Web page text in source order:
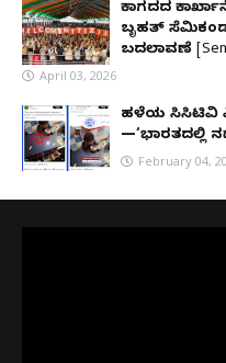
ಕಾಗದದ
ಬೃಹತ್
ಬದಲಾವಣೆ
April 03, 2026
ಹಳೆಯ ಸಿಸಿಟಿವಿ
—‘ಭಾರತದಲ್ಲಿ
February 04,